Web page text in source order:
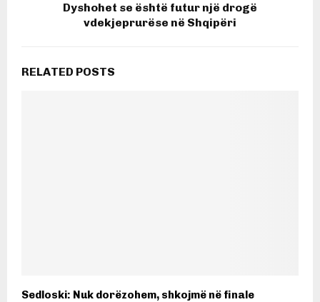
Dyshohet se është futur një drogë
vdekjeprurëse në Shqipëri
RELATED POSTS
Sedloski: Nuk dorëzohem, shkojmë në finale